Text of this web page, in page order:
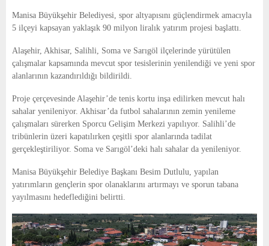
E
U
Manisa Büyükşehir Belediyesi, spor altyapısını güçlendirmek amacıyla
5 ilçeyi kapsayan yaklaşık 90 milyon liralık yatırım projesi başlattı.
Alaşehir, Akhisar, Salihli, Soma ve Sarıgöl ilçelerinde yürütülen
çalışmalar kapsamında mevcut spor tesislerinin yenilendiği ve yeni spor
alanlarının kazandırıldığı bildirildi.
Proje çerçevesinde Alaşehir’de tenis kortu inşa edilirken mevcut halı
sahalar yenileniyor. Akhisar’da futbol sahalarının zemin yenileme
çalışmaları sürerken Sporcu Gelişim Merkezi yapılıyor. Salihli’de
tribünlerin üzeri kapatılırken çeşitli spor alanlarında tadilat
gerçekleştiriliyor. Soma ve Sarıgöl’deki halı sahalar da yenileniyor.
Manisa Büyükşehir Belediye Başkanı Besim Dutlulu, yapılan
yatırımların gençlerin spor olanaklarını artırmayı ve sporun tabana
yayılmasını hedeflediğini belirtti.